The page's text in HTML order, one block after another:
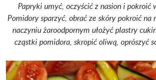
Papryki umyć, oczyścić z nasion i pokroić
Pomidory sparzyć, obrać ze skóry pokroić na
naczyniu żaroodpornym ułożyć plastry
cząstki pomidora, skropić oliwą, oprószyć